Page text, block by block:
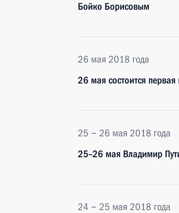
Бойко Борисовым
26 мая 2018 года
26 мая состоится
25 − 26 мая 2018 года
25–26 мая Владимир
24 − 25 мая 2018 года